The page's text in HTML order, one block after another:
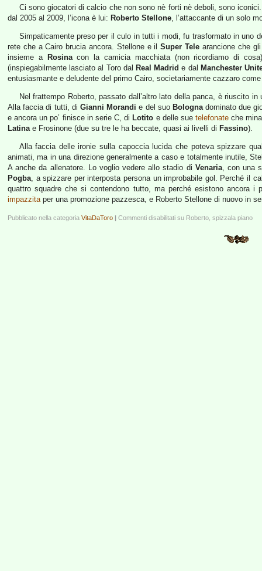
Ci sono giocatori di calcio che non sono nè forti nè deboli, sono
dal 2005 al 2009, l’icona è lui: Roberto Stellone, l’attaccante di un solo
Simpaticamente preso per il culo in tutti i modi, fu trasformato in uno
rete che a Cairo brucia ancora. Stellone e ilSuper Tele arancione che
insieme a Rosinacon la camicia macchiata (non ricordiamo di
(inspiegabilmente lasciato al Toro dal Real Madrid e dal Manchester
entusiasmante e deludente del primo Cairo, societariamente cazzaro
Nel frattempo Roberto, passato dall’altro lato della panca, è riuscito
Alla faccia di tutti, di Gianni Morandi e del suo Bolognadominato due
e ancora un po’ finisce in serie C, di Lotito e delle suetelefonate che
Latinae Frosinone (due su tre le ha beccate, quasi ai livelli di Fassino).
Alla faccia delle ironie sulla capoccia lucida che poteva spizzare
animati, ma in una direzione generalmente a caso e totalmente inutile,
A anche da allenatore. Lo voglio vedere allo stadio di Venaria, con una
Pogba, a spizzare per interposta persona un improbabile gol. Perché il
quattro squadre che si contendono tutto, ma perché esistono ancora
impazzitaper una promozione pazzesca, e Roberto Stellone di nuovo in
Pubblicato nella categoria VitaDaToro | Commenti disabilitati su Roberto, spizzala piano